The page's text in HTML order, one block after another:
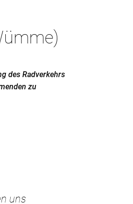
des Radverkehrs
zu
uns